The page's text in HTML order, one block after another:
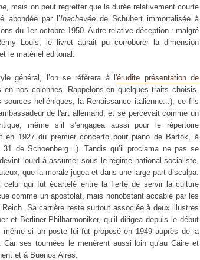
, mais on peut regretter que la durée relativement courte
abondée par l’Inachevéede Schubert immortalisée à
du 1er octobre 1950. Autre relative déception : malgré
Louis, le livret aurait pu corroborer la dimension
le matériel éditorial.
général, l’on se réfèrera à l'érudite présentation de
nos colonnes. Rappelons-en quelques traits choisis.
sources helléniques, la Renaissance italienne...), ce fils
de l'art allemand, et se percevait comme un
même s’il s’engagea aussi pour le répertoire
en 1927 du premier concerto pour piano de Bartók, à
31 de Schoenberg…). Tandis qu’il proclama ne pas se
lourd à assumer sous le régime national-socialiste,
que la morale jugea et dans une large part disculpa.
celui qui fut écartelé entre la fierté de servir la culture
comme un apostolat, mais nonobstant accablé par les
Sa carrière reste surtout associée à deux illustres
et Berliner Philharmoniker, qu’il dirigea depuis le début
même si un poste lui fut proposé en 1949 auprès de la
Car ses tournées le menèrent aussi loin qu'au Caire et
et à Buenos Aires.